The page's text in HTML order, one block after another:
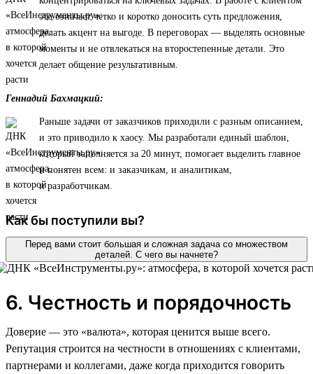
это означает четко и коротко доносить суть предложения,
делать акцент на выгоде. В переговорах — выделять основные
моменты и не отвлекаться на второстепенные детали. Это
делает общение результативным.
Геннадий Бахмацкий:
Раньше задачи от заказчиков приходили с разным описанием,
и это приводило к хаосу. Мы разработали единый шаблон,
который заполняется за 20 минут, помогает выделить главное
и понятен всем: и заказчикам, и аналитикам,
и разработчикам.
Как бы поступили вы?
Перед вами стоит большая и сложная задача со множеством
деталей. С чего вы начнете?
6. Честность и порядочность
Доверие — это «валюта», которая ценится выше всего.
Репутация строится на честности в отношениях с клиентами,
партнерами и коллегами, даже когда приходится говорить